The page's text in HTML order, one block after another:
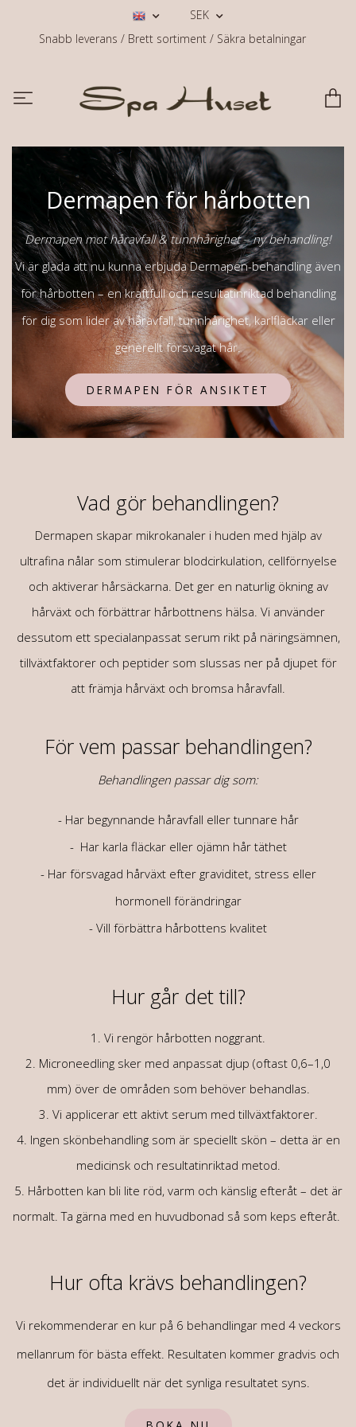
SEK
Snabb leverans / Brett sortiment / Säkra betalningar
Dermapen för hårbotten
Dermapen mot håravfall & tunnhårighet – ny behandling!
Vi är glada att nu kunna erbjuda Dermapen-behandling även
för hårbotten – en kraftfull och resultatinriktad behandling
för dig som lider av håravfall, tunnhårighet, karlfläckar eller
generellt försvagat hår.
DERMAPEN FÖR ANSIKTET
Vad gör behandlingen?
Dermapen skapar mikrokanaler i huden med hjälp av
ultrafina nålar som stimulerar blodcirkulation, cellförnyelse
och aktiverar hårsäckarna. Det ger en naturlig ökning av
hårväxt och förbättrar hårbottnens hälsa. Vi använder
dessutom ett specialanpassat serum rikt på näringsämnen,
tillväxtfaktorer och peptider som slussas ner på djupet för
att främja hårväxt och bromsa håravfall.
För vem passar behandlingen?
Behandlingen passar dig som:
- Har begynnande håravfall eller tunnare hår
- Har karla fläckar eller ojämn hår täthet
- Har försvagad hårväxt efter graviditet, stress eller
hormonell förändringar
- Vill förbättra hårbottens kvalitet
Hur går det till?
1. Vi rengör hårbotten noggrant.
2. Microneedling sker med anpassat djup (oftast 0,6–1,0
mm) över de områden som behöver behandlas.
3. Vi applicerar ett aktivt serum med tillväxtfaktorer.
4. Ingen skönbehandling som är speciellt skön – detta är en
medicinsk och resultatinriktad metod.
5. Hårbotten kan bli lite röd, varm och känslig efteråt – det är
normalt. Ta gärna med en huvudbonad så som keps efteråt.
Hur ofta krävs behandlingen?
Vi rekommenderar en kur på 6 behandlingar med 4 veckors
mellanrum för bästa effekt. Resultaten kommer gradvis och
det är individuellt när det synliga resultatet syns.